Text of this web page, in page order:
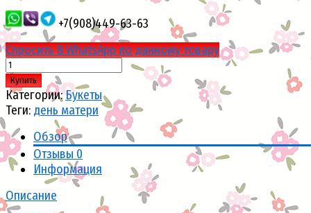
+7(908)449-63-63
Спросить В WhatsApp по данному товару
Купить
Категории:Букеты
Теги: день матери
Обзор
Отзывы 0
Информация
Описание